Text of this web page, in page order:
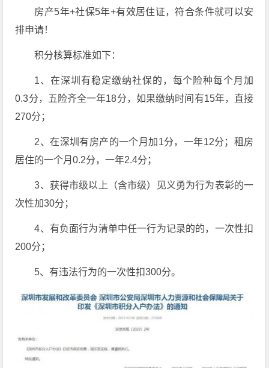
房产5年+社保5年+有效居住证，符合条件就可以安
排申请！
积分核算标准如下：
1、在深圳有稳定缴纳社保的，每个险种每个月加
0.3分，五险齐全一年18分，如果缴纳时间有15年，直接
270分；
2、在深圳有房产的一个月加1分，一年12分；租房
居住的一个月0.2分，一年2.4分；
3、获得市级以上（含市级）见义勇为行为表彰的一
次性加30分；
4、有负面行为清单中任一行为记录的的，一次性扣
200分；
5、有违法行为的一次性扣300分。